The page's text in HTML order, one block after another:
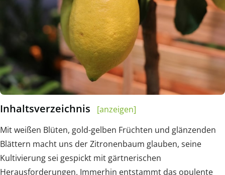
Inhaltsverzeichnis
[anzeigen]
Mit weißen Blüten, gold-gelben Früchten und glänzenden
Blättern macht uns der Zitronenbaum glauben, seine
Kultivierung sei gespickt mit gärtnerischen
Herausforderungen. Immerhin entstammt das opulente